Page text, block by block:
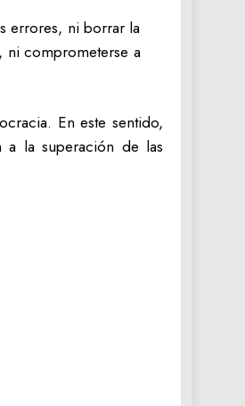
errores, ni borrar la
ni comprometerse a
En este sentido,
a la superación de las